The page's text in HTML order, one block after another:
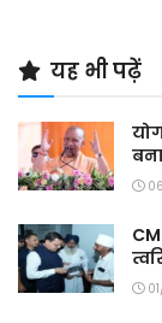
यह भी पढ़ें